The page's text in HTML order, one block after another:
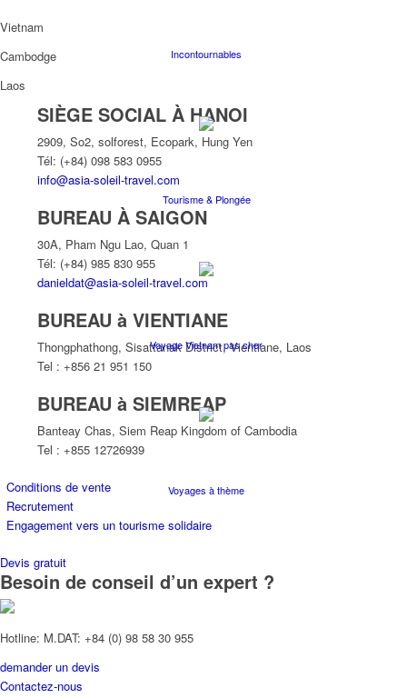
Incontournables
Tourisme & Plongée
Voyage Vietnam pas cher
Voyages à thème
Croisières
Vietnam
Cambodge
Laos
SIÈGE SOCIAL À HANOI
2909, So2, solforest, Ecopark, Hung Yen
Tél: (+84) 098 583 0955
info@asia-soleil-travel.com
BUREAU À SAIGON
30A, Pham Ngu Lao, Quan 1
Tél: (+84) 985 830 955
danieldat@asia-soleil-travel.com
BUREAU à VIENTIANE
Thongphathong, Sisattanak District, Vientiane, Laos
Tel : +856 21 951 150
BUREAU à SIEMREAP
Banteay Chas, Siem Reap Kingdom of Cambodia
Tel : +855 12726939
Conditions de vente
Recrutement
Engagement vers un tourisme solidaire
Devis gratuit
Besoin de conseil d’un expert ?
Hotline: M.DAT: +84 (0) 98 58 30 955
demander un devis
Contactez-nous